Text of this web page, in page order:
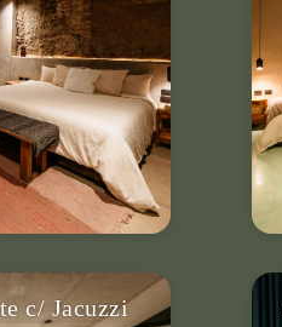
King, baño
aire
TV & más.
c/ Jacuzzi